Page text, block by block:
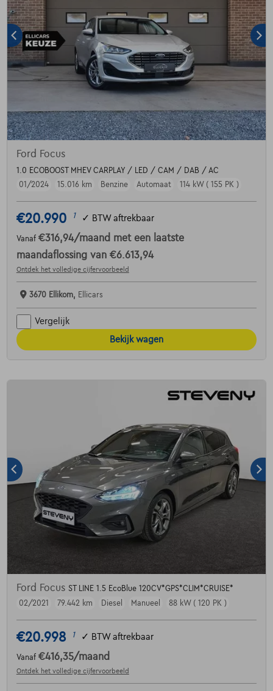
Ford Focus
1.0 ECOBOOST MHEV CARPLAY / LED / CAM / DAB / AC
01/2024
15.016 km Benzine Automaat 114 kW ( 155 PK )
€20.990 1 ✓ BTW aftrekbaar
Vanaf €316,94/maand met een laatste
maandaflossing van €6.613,94
Ontdek het volledige cijfervoorbeeld
3670 Ellikom, Ellicars
Vergelijk
Bekijk wagen
Ford Focus ST LINE 1.5 EcoBlue 120CV*GPS*CLIM*CRUISE*
02/2021
79.442 km Diesel Manueel 88 kW ( 120 PK )
€20.998 1 ✓ BTW aftrekbaar
Vanaf €416,35/maand
Ontdek het volledige cijfervoorbeeld